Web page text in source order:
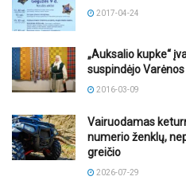
2017-04-24
„Auksalio kupke“
suspindėjo
2016-03-09
Vairuodamas
numerio ženklų,
greičio
2026-07-29